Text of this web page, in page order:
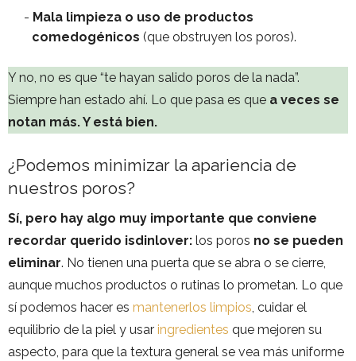
Mala limpieza o uso de productos
comedogénicos (que obstruyen los poros).
Y no, no es que “te hayan salido poros de la nada”.
Siempre han estado ahí. Lo que pasa es que a veces se
notan más. Y está bien.
¿Podemos minimizar la apariencia de
nuestros poros?
Sí, pero hay algo muy importante que conviene
recordar querido isdinlover: los poros no se pueden
eliminar. No tienen una puerta que se abra o se cierre,
aunque muchos productos o rutinas lo prometan. Lo que
sí podemos hacer es mantenerlos limpios, cuidar el
equilibrio de la piel y usar ingredientes que mejoren su
aspecto, para que la textura general se vea más uniforme